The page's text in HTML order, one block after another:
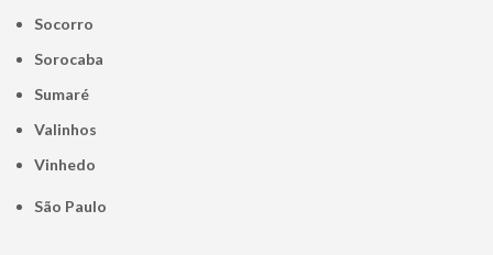
Socorro
Sorocaba
Sumaré
Valinhos
Vinhedo
São Paulo